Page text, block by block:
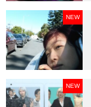
NEW
NEW